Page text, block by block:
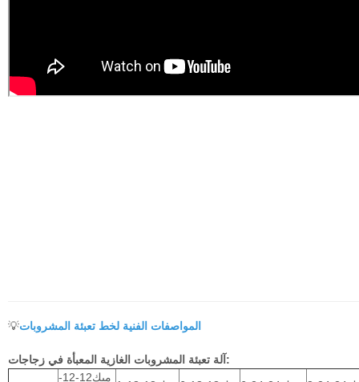
💡المواصفات الفنية لخط تعبئة المشروبات
آلة تعبئة المشروبات الغازية المعبأة في زجاجات:
ميك12-12-